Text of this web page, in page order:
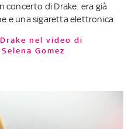
concerto di Drake: era già
e una sigaretta elettronica
Gomez